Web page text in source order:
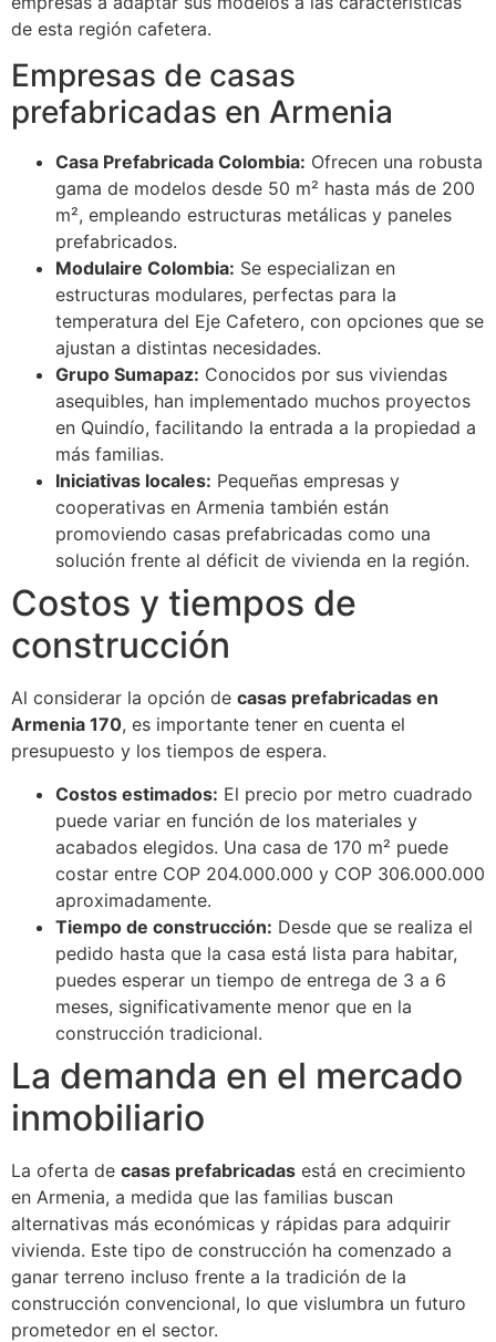
de esta región cafetera.
Empresas de casas
prefabricadas en Armenia
Casa Prefabricada Colombia: Ofrecen una robusta
gama de modelos desde 50 m² hasta más de 200
m², empleando estructuras metálicas y paneles
prefabricados.
Modulaire Colombia: Se especializan en
estructuras modulares, perfectas para la
temperatura del Eje Cafetero, con opciones que se
ajustan a distintas necesidades.
Grupo Sumapaz: Conocidos por sus viviendas
asequibles, han implementado muchos proyectos
en Quindío, facilitando la entrada a la propiedad a
más familias.
Iniciativas locales: Pequeñas empresas y
cooperativas en Armenia también están
promoviendo casas prefabricadas como una
solución frente al déficit de vivienda en la región.
Costos y tiempos de
construcción
Al considerar la opción de casas prefabricadas en
Armenia 170, es importante tener en cuenta el
presupuesto y los tiempos de espera.
Costos estimados: El precio por metro cuadrado
puede variar en función de los materiales y
acabados elegidos. Una casa de 170 m² puede
costar entre COP 204.000.000 y COP 306.000.000
aproximadamente.
Tiempo de construcción: Desde que se realiza el
pedido hasta que la casa está lista para habitar,
puedes esperar un tiempo de entrega de 3 a 6
meses, significativamente menor que en la
construcción tradicional.
La demanda en el mercado
inmobiliario
La oferta de casas prefabricadas está en crecimiento
en Armenia, a medida que las familias buscan
alternativas más económicas y rápidas para adquirir
vivienda. Este tipo de construcción ha comenzado a
ganar terreno incluso frente a la tradición de la
construcción convencional, lo que vislumbra un futuro
prometedor en el sector.